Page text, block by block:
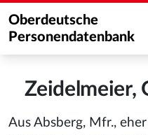
Oberdeutsche
Personendatenbank
Zeidelmeier,
Aus Absberg, Mfr.,